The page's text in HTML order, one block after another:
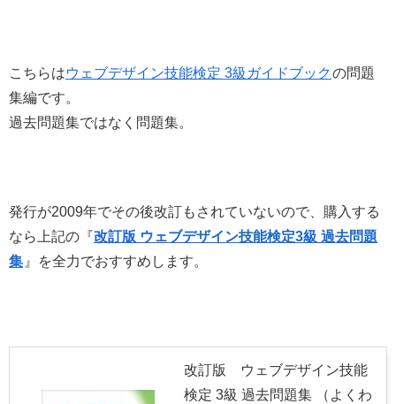
こちらはウェブデザイン技能検定 3級ガイドブックの問題
集編です。
過去問題集ではなく問題集。
発行が2009年でその後改訂もされていないので、購入する
なら上記の『改訂版 ウェブデザイン技能検定3級 過去問題
集 』を全力でおすすめします。
改訂版 ウェブデザイン技能
検定 3級 過去問題集 （よくわ